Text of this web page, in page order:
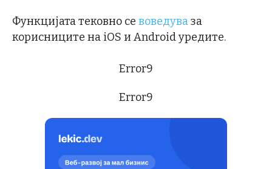
Функцијата тековно се воведуваза
корисниците на iOS и Android уредите.
Error9
Error9